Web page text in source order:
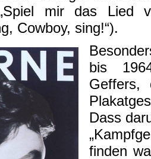
mir das Lied
Cowboy, sing!“).
bis
Geffers,
Dass
finden